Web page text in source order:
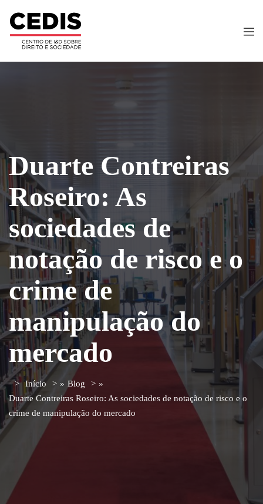
Duarte Contreiras
Roseiro: As
sociedades de
notação de risco e o
crime de
manipulação do
mercado
Início » Blog
»
Duarte Contreiras Roseiro: As sociedades de notação de risco e o
crime de manipulação do mercado